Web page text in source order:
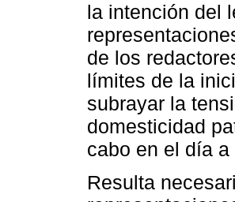
la intención del
de los
límites de la
subrayar la
domesticidad
cabo en el día a
Resulta